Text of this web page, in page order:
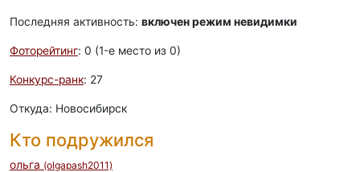
Последняя активность: включен режим невидимки
Фоторейтинг: 0 (1-e место из 0)
Конкурс-ранк: 27
Откуда: Новосибирск
Кто подружился
ольга (olgapash2011)